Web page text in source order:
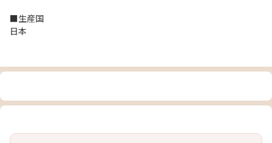
■生産国
日本